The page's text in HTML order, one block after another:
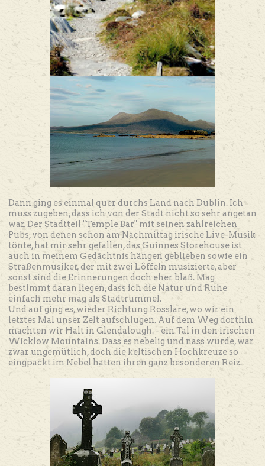
Dann ging es einmal quer durchs Land nach Dublin. Ich
muss zugeben, dass ich von der Stadt nicht so sehr angetan
war. Der Stadtteil "Temple Bar" mit seinen zahlreichen
Pubs, von denen schon am Nachmittag irische Live-Musik
tönte, hat mir sehr gefallen, das Guinnes Storehouse ist
auch in meinem Gedächtnis hängen geblieben sowie ein
Straßenmusiker, der mit zwei Löffeln musizierte, aber
sonst sind die Erinnerungen doch eher blaß. Mag
bestimmt daran liegen, dass ich die Natur und Ruhe
einfach mehr mag als Stadtrummel.
Und auf ging es, wieder Richtung Rosslare, wo wir ein
letztes Mal unser Zelt aufschlugen. Auf dem Weg dorthin
machten wir Halt in Glendalough. - ein Tal in den irischen
Wicklow Mountains. Dass es nebelig und nass wurde, war
zwar ungemütlich, doch die keltischen Hochkreuze so
eingpackt im Nebel hatten ihren ganz besonderen Reiz.